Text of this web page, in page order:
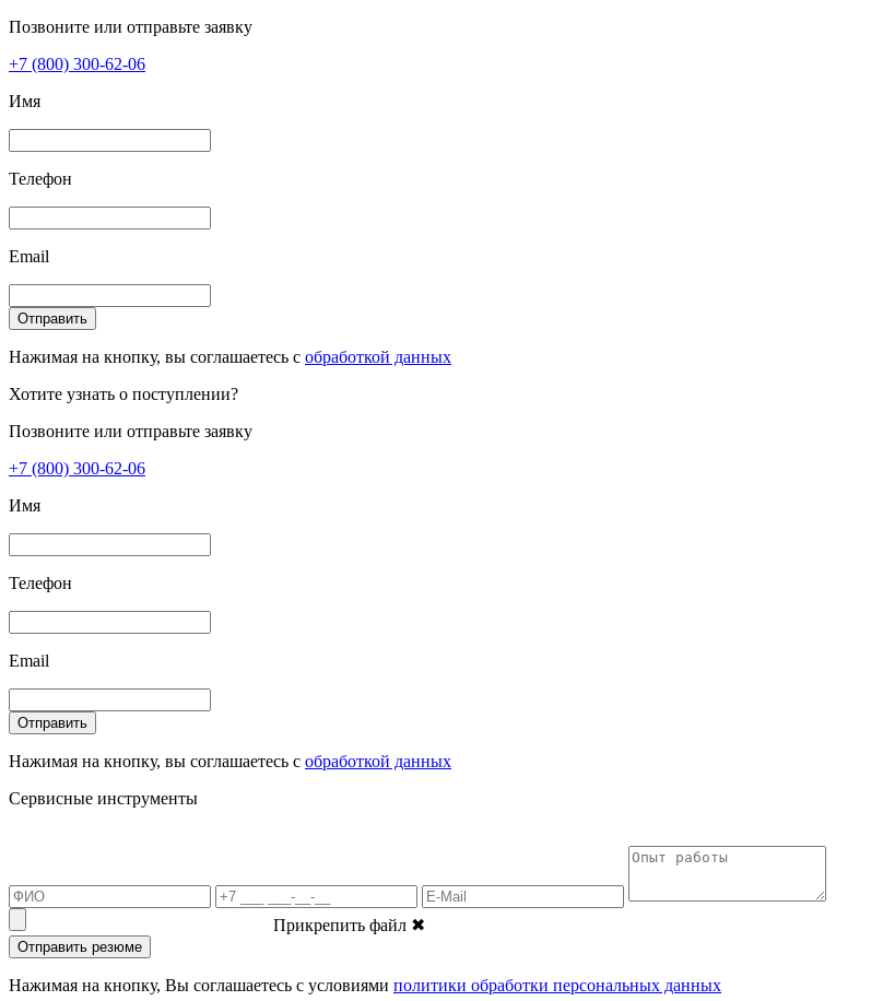
Позвоните или отправьте заявку
+7 (800) 300-62-06
Имя
Телефон
Email
Отправить
Нажимая на кнопку, вы соглашаетесь с обработкой данных
Хотите узнать о поступлении?
Позвоните или отправьте заявку
+7 (800) 300-62-06
Имя
Телефон
Email
Отправить
Нажимая на кнопку, вы соглашаетесь с обработкой данных
Сервисные инструменты
Прикрепить файл ✖
Отправить резюме
Нажимая на кнопку, Вы соглашаетесь с условиями политики обработки персональных данных